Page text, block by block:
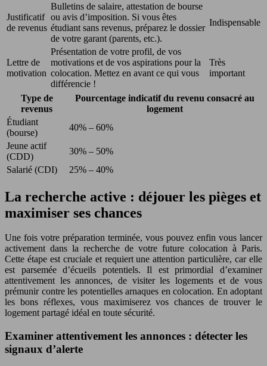
Justificatif
de revenus
Bulletins de salaire, attestation de bourse
ou avis d’imposition. Si vous êtes
étudiant sans revenus, préparez le dossier
de votre garant (parents, etc.).
Indispensable
Lettre de
motivation
Présentation de votre profil, de vos
motivations et de vos aspirations pour la
colocation. Mettez en avant ce qui vous
différencie !
Très
important
Type de
revenus
Pourcentage indicatif du revenu consacré au
logement
Étudiant
(bourse)
40% – 60%
Jeune actif
(CDD)
30% – 50%
Salarié (CDI)
25% – 40%
La recherche active : déjouer les pièges et
maximiser ses chances
Une fois votre préparation terminée, vous pouvez enfin vous lancer
activement dans la recherche de votre future colocation à Paris.
Cette étape est cruciale et requiert une attention particulière, car elle
est parsemée d’écueils potentiels. Il est primordial d’examiner
attentivement les annonces, de visiter les logements et de vous
prémunir contre les potentielles arnaques en colocation. En adoptant
les bons réflexes, vous maximiserez vos chances de trouver le
logement partagé idéal en toute sécurité.
Examiner attentivement les annonces : détecter les
signaux d’alerte